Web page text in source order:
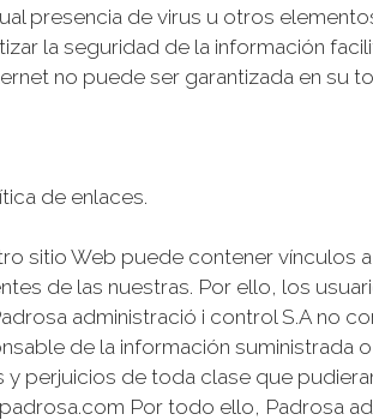
presencia de virus u otros
la seguridad de la información
no puede ser garantizada en su
de enlaces.
sitio Web puede contener vínculos
de las nuestras. Por ello, los
administració i control S.A no
de la información
y perjuicios de toda clase que
Por todo ello, Padrosa